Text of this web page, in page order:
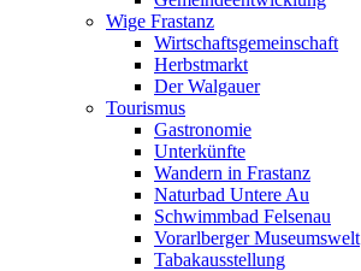
Wige Frastanz
Wirtschaftsgemeinschaft
Herbstmarkt
Der Walgauer
Tourismus
Gastronomie
Unterkünfte
Wandern in Frastanz
Naturbad Untere Au
Schwimmbad Felsenau
Vorarlberger Museumswelt
Tabakausstellung